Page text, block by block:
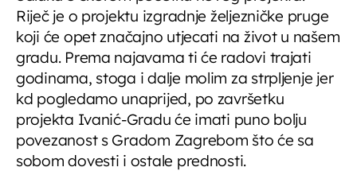
Riječ je o projektu izgradnje željezničke pruge
koji će opet značajno utjecati na život u našem
gradu. Prema najavama ti će radovi trajati
godinama, stoga i dalje molim za strpljenje jer
kd pogledamo unaprijed, po završetku
projekta Ivanić-Gradu će imati puno bolju
povezanost s Gradom Zagrebom što će sa
sobom dovesti i ostale prednosti.